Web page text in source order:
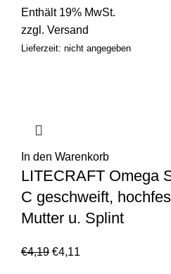
Enthält 19% MwSt.
zzgl. Versand
Lieferzeit: nicht angegeben
In den Warenkorb
LITECRAFT Omega
C geschweift,
Mutter u. Splint
€4,19 €4,11